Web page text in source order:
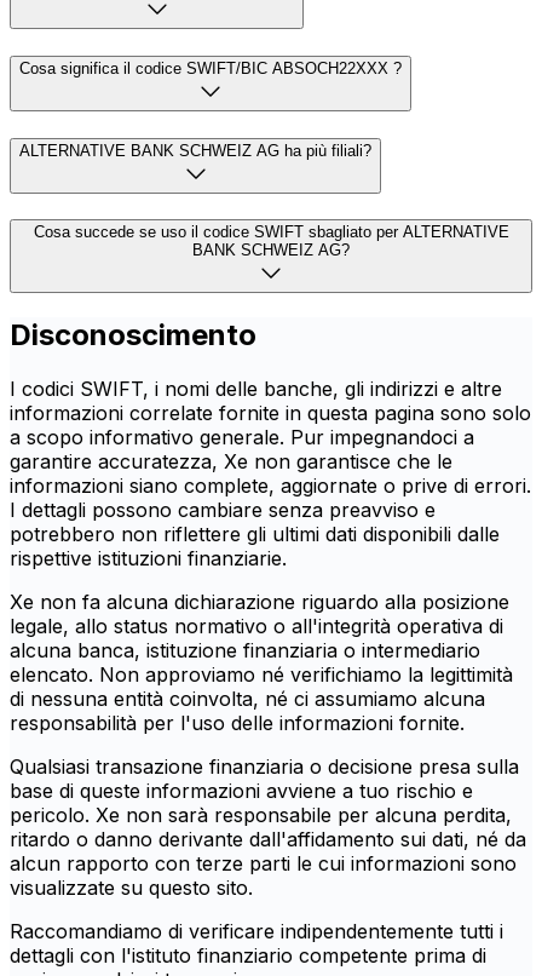
Cosa significa il codice SWIFT/BIC ABSOCH22XXX ?
ALTERNATIVE BANK SCHWEIZ AG ha più filiali?
Cosa succede se uso il codice SWIFT sbagliato per ALTERNATIVE
BANK SCHWEIZ AG?
Disconoscimento
I codici SWIFT, i nomi delle banche, gli indirizzi e altre
informazioni correlate fornite in questa pagina sono solo
a scopo informativo generale. Pur impegnandoci a
garantire accuratezza, Xe non garantisce che le
informazioni siano complete, aggiornate o prive di errori.
I dettagli possono cambiare senza preavviso e
potrebbero non riflettere gli ultimi dati disponibili dalle
rispettive istituzioni finanziarie.
Xe non fa alcuna dichiarazione riguardo alla posizione
legale, allo status normativo o all'integrità operativa di
alcuna banca, istituzione finanziaria o intermediario
elencato. Non approviamo né verifichiamo la legittimità
di nessuna entità coinvolta, né ci assumiamo alcuna
responsabilità per l'uso delle informazioni fornite.
Qualsiasi transazione finanziaria o decisione presa sulla
base di queste informazioni avviene a tuo rischio e
pericolo. Xe non sarà responsabile per alcuna perdita,
ritardo o danno derivante dall'affidamento sui dati, né da
alcun rapporto con terze parti le cui informazioni sono
visualizzate su questo sito.
Raccomandiamo di verificare indipendentemente tutti i
dettagli con l'istituto finanziario competente prima di